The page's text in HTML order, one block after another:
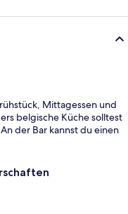
Mittagessen und
belgische Küche solltest
der Bar kannst du einen